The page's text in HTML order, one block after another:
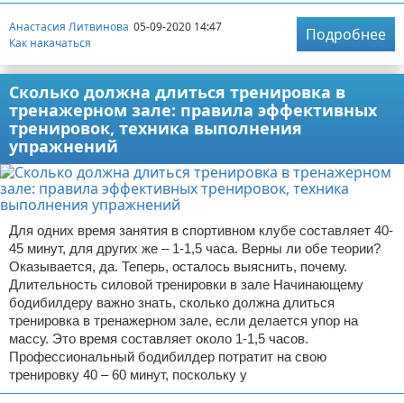
Анастасия Литвинова 05-09-2020 14:47
Как накачаться
Подробнее
Сколько должна длиться тренировка в
тренажерном зале: правила эффективных
тренировок, техника выполнения
упражнений
Для одних время занятия в спортивном клубе составляет 40-
45 минут, для других же – 1-1,5 часа. Верны ли обе теории?
Оказывается, да. Теперь, осталось выяснить, почему.
Длительность силовой тренировки в зале Начинающему
бодибилдеру важно знать, сколько должна длиться
тренировка в тренажерном зале, если делается упор на
массу. Это время составляет около 1-1,5 часов.
Профессиональный бодибилдер потратит на свою
тренировку 40 – 60 минут, поскольку у